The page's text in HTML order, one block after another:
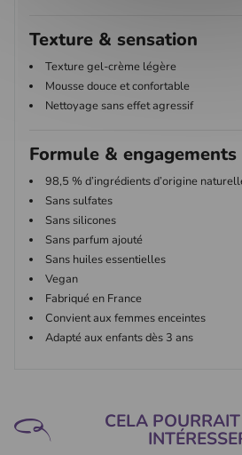
Texture & sensation
Texture gel-crème légère
Mousse douce et confortable
Nettoyage sans effet agressif
Formule & engagements
98,5 % d’ingrédients d’origine
Sans sulfates
Sans silicones
Sans parfum ajouté
Sans huiles essentielles
Vegan
Fabriqué en France
Convient aux femmes enceintes
Adapté aux enfants dès 3 ans
CELA